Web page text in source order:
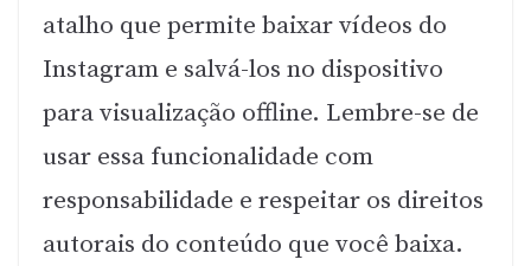
atalho que permite baixar vídeos do
Instagram e salvá-los no dispositivo
para visualização offline. Lembre-se de
usar essa funcionalidade com
responsabilidade e respeitar os direitos
autorais do conteúdo que você baixa.